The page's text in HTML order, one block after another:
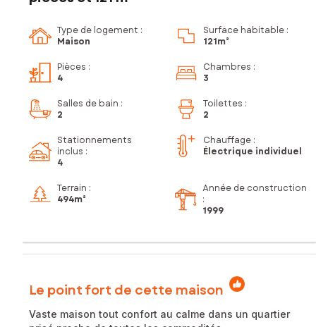
Type de logement :
Maison
Surface habitable :
121m²
Pièces :
4
Chambres :
3
Salles de bain :
2
Toilettes :
2
Stationnements
inclus :
4
Chauffage :
Électrique individuel
Terrain :
494m²
Année de construction
:
1999
Le point fort de cette maison
Vaste maison tout confort au calme dans un quartier